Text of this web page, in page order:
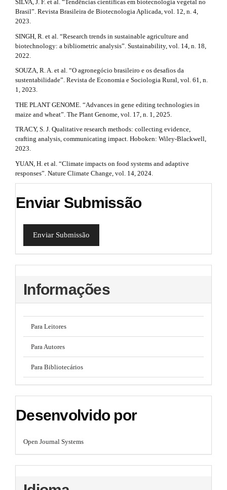
SILVA, J. F. et al. “Tendências científicas em biotecnologia vegetal no
Brasil”. Revista Brasileira de Biotecnologia Aplicada, vol. 12, n. 4,
2023.
SINGH, R. et al. “Research trends in sustainable agriculture and
biotechnology: a bibliometric analysis”. Sustainability, vol. 14, n. 18,
2022.
SOUZA, R. A. et al. “O agronegócio brasileiro e os desafios da
sustentabilidade”. Revista de Economia e Sociologia Rural, vol. 61, n.
1, 2023.
THE PLANT GENOME. “Advances in gene editing technologies in
maize and wheat”. The Plant Genome, vol. 17, n. 1, 2025.
TRACY, S. J. Qualitative research methods: collecting evidence,
crafting analysis, communicating impact. Hoboken: Wiley-Blackwell,
2023.
YUAN, H. et al. “Climate impacts on food systems and adaptive
responses”. Nature Climate Change, vol. 14, 2024.
Enviar Submissão
Enviar Submissão
Informações
Para Leitores
Para Autores
Para Bibliotecários
Desenvolvido por
Open Journal Systems